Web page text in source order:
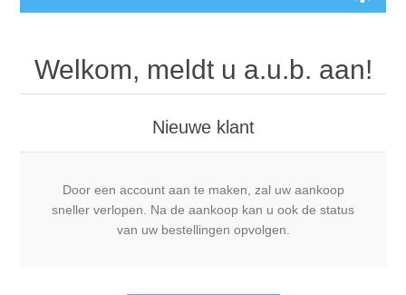
Welkom, meldt u a.u.b. aan!
Nieuwe klant
Door een account aan te maken, zal uw aankoop
sneller verlopen. Na de aankoop kan u ook de status
van uw bestellingen opvolgen.